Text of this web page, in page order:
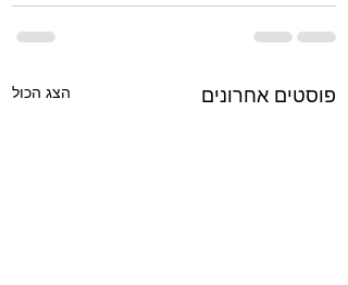
פוסטים אחרונים הצג הכול